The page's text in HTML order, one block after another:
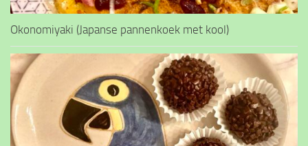
Okonomiyaki (Japanse pannenkoek met kool)